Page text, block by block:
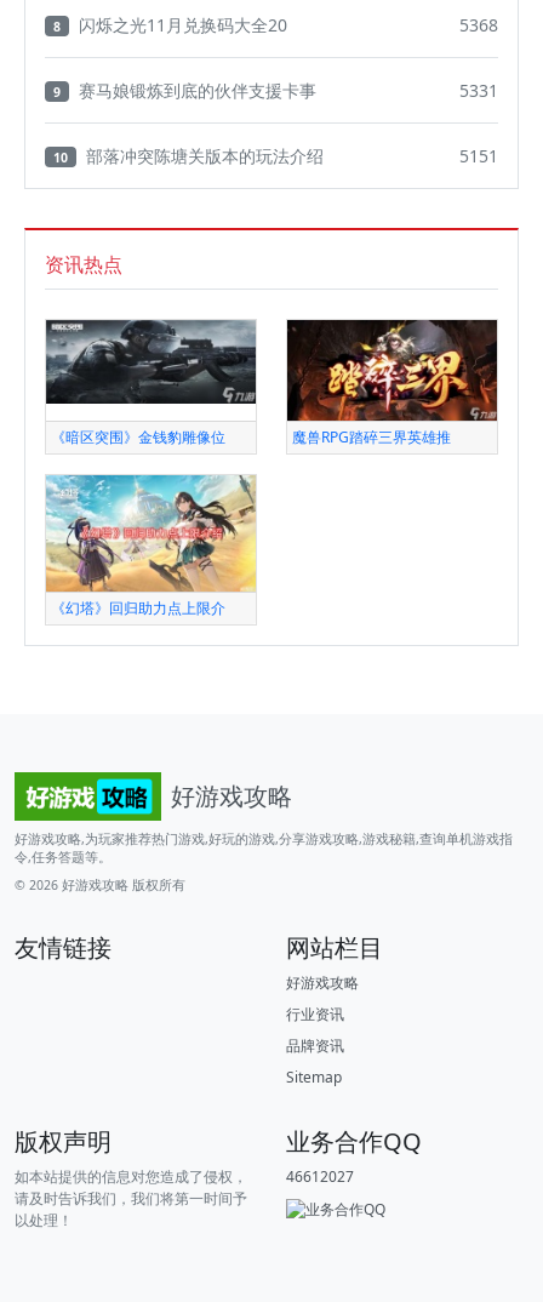
8 闪烁之光11月兑换码大全20 5368
9 赛马娘锻炼到底的伙伴支援卡事 5331
10 部落冲突陈塘关版本的玩法介绍 5151
资讯热点
《暗区突围》金钱豹雕像位 魔兽RPG踏碎三界英雄推
《幻塔》回归助力点上限介
好游戏攻略
好游戏攻略,为玩家推荐热门游戏,好玩的游戏,分享游戏攻略,游戏秘籍,查询单机游戏指
令,任务答题等。
© 2026 好游戏攻略 版权所有
友情链接 网站栏目
好游戏攻略
行业资讯
品牌资讯
Sitemap
版权声明
如本站提供的信息对您造成了侵权，
请及时告诉我们，我们将第一时间予
以处理！
业务合作QQ
46612027